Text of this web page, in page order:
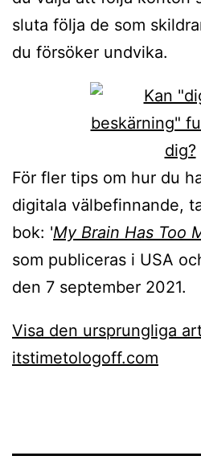
sluta följa de som
du försöker undvika.
För fler tips om hur du
digitala välbefinnande,
bok: 'My Brain Has Too
som publiceras i USA
den 7 september 2021.
Visa den ursprungliga
itstimetologoff.com